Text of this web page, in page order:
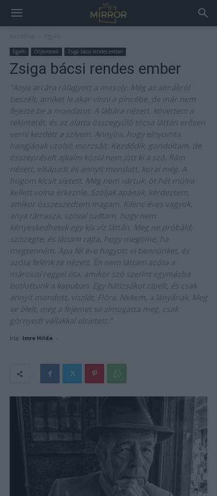
Egyéb Ötpercesek Zsiga bácsi rendes ember
Zsiga bácsi rendes ember
"Anya arcára ráfagyott a mosoly. Még az almákról
beszélt, amiket le akar vinni a pincébe, de már nem
fejezte be a mondatot. A lábára nézett, követtem a
tekintetét, és az alatta összegyűlő tócsa láttán erősen
verni kezdett a szívem. Annyira, hogy elnyomta
hangjának utolsó morzsáit. Kezdődik, gondoltam, de
összepréselt ajkaim közül nem jött ki a szó. Rám
nézett, elsápadt és annyit mondott, korai még. A
húgom kicsit sietett. Még nem vártuk, öt hét múlva
kellett volna érkeznie. Szóljak apának, kérdeztem,
amikor összeszedtem magam. Kilenc éves vagyok,
anya támasza, szóval tudtam, hogy nem
kényeskedhetek egy kis víz láttán. Meg ne próbáld,
sziszegte, és láttam rajta, hogy megölne, ha
megtenném. Apa fél éve hagyott el bennünket, és
azóta felénk se nézett. Én nem láttam azóta a
márciusi reggel óta, amikor szó szerint egymásba
botlottunk a kapuban. Egy hátizsákot cipelt, és csak
annyit mondott, viszlát, Flóra. Nekem, a lányának. Meg
se ölelt, még a fejemet se simogatta meg, csak
görnyedt vállakkal elsietett."
Írta: Imre Hilda -